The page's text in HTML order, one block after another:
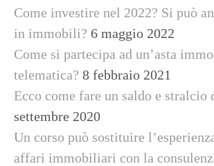
Come investire nel 2022? Si può
in immobili? 6 maggio 2022
Come si partecipa ad un’asta
telematica? 8 febbraio 2021
Ecco come fare un saldo e stralcio
settembre 2020
Un corso può sostituire
affari immobiliari con la